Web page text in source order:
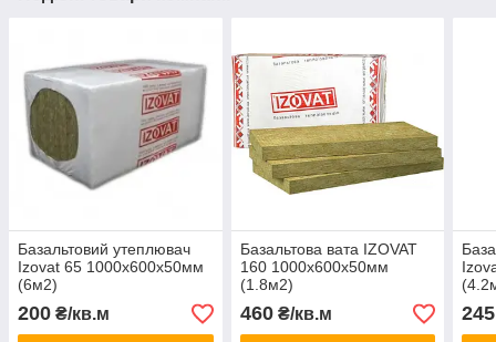
Базальтовий утеплювач
Izovat 65 1000х600х50мм
(6м2)
200 ₴/кв.м
Базальтова вата IZOVAT
160 1000х600х50мм
(1.8м2)
460₴/кв.м 245